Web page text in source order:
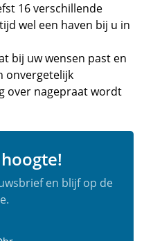
16 verschillende
wel een haven bij u in
bij uw wensen past en
onvergetelijk
over nagepraat wordt
en blijf op de